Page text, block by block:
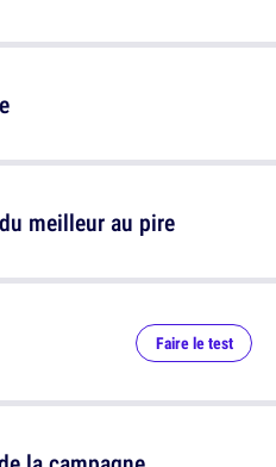
meilleur au pire
Faire le test